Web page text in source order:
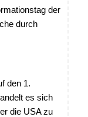
der
durch
den 1.
es sich
die USA zu